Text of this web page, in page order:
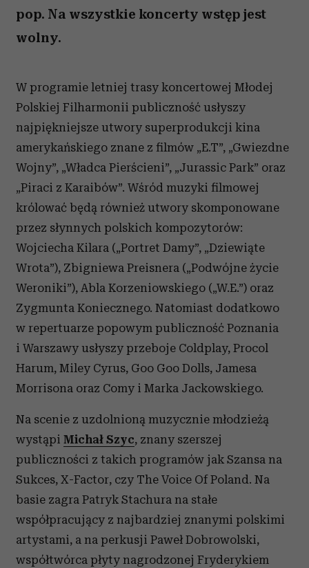
pop. Na wszystkie koncerty wstęp jest
wolny.
W programie letniej trasy koncertowej Młodej
Polskiej Filharmonii publiczność usłyszy
najpiękniejsze utwory superprodukcji kina
amerykańskiego znane z filmów „E.T”, „Gwiezdne
Wojny”, „Władca Pierścieni”, „Jurassic Park” oraz
„Piraci z Karaibów”. Wśród muzyki filmowej
królować będą również utwory skomponowane
przez słynnych polskich kompozytorów:
Wojciecha Kilara („Portret Damy”, „Dziewiąte
Wrota”), Zbigniewa Preisnera („Podwójne życie
Weroniki”), Abla Korzeniowskiego („W.E.”) oraz
Zygmunta Koniecznego. Natomiast dodatkowo
w repertuarze popowym publiczność Poznania
i Warszawy usłyszy przeboje Coldplay, Procol
Harum, Miley Cyrus, Goo Goo Dolls, Jamesa
Morrisona oraz Comy i Marka Jackowskiego.
Na scenie z uzdolnioną muzycznie młodzieżą
wystąpi Michał Szyc, znany szerszej
publiczności z takich programów jak Szansa na
Sukces, X-Factor, czy The Voice Of Poland. Na
basie zagra Patryk Stachura na stałe
współpracujący z najbardziej znanymi polskimi
artystami, a na perkusji Paweł Dobrowolski,
współtwórca płyty nagrodzonej Fryderykiem